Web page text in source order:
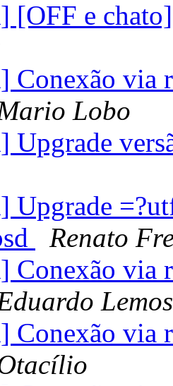
[OFF e
Conexão via
Lobo
Upgrade
Upgrade
Renato
Conexão via
Conexão via